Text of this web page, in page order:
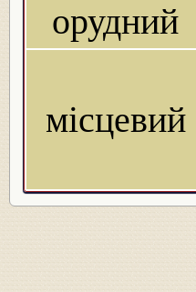
орудний
місцевий